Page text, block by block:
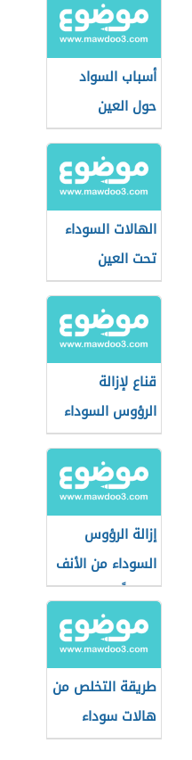
أسباب السواد
حول العين
الهالات السوداء
تحت العين
قناع لإزالة
الرؤوس السوداء
إزالة الرؤوس
السوداء من الأنف
نهائياً
طريقة التخلص من
هالات سوداء